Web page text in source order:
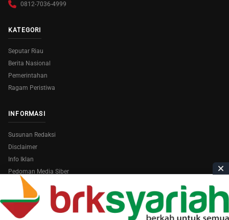
0812-7036-4999
KATEGORI
Seputar Riau
Berita Nasional
Pemerintahan
Ragam Peristiwa
INFORMASI
Susunan Redaksi
Disclaimer
Info Iklan
Pedoman Media Siber
Copyright © 2026 AmiraRiau.com . All Rights Reserved.